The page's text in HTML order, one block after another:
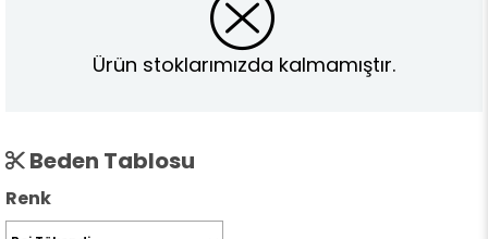
Ürün stoklarımızda kalmamıştır.
Beden Tablosu
Renk